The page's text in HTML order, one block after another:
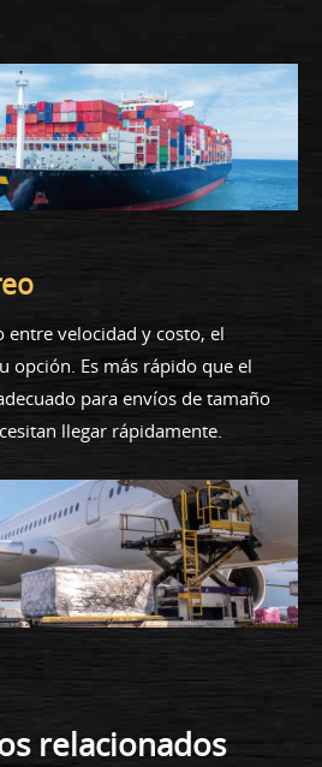
entre velocidad y costo, el
opción. Es más rápido que el
para envíos de tamaño
llegar rápidamente.
relacionados